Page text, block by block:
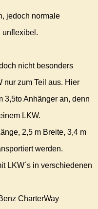
jedoch normale
unflexibel.
nicht besonders
nur zum Teil aus. Hier
3,5to Anhänger an, denn
LKW.
2,5 m Breite, 3,4 m
werden.
LKW´s in verschiedenen
CharterWay